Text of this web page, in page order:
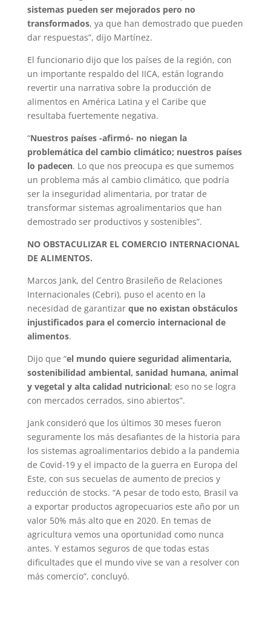
sistemas pueden ser mejorados pero no
transformados, ya que han demostrado que pueden
dar respuestas”, dijo Martínez.
El funcionario dijo que los países de la región, con
un importante respaldo del IICA, están logrando
revertir una narrativa sobre la producción de
alimentos en América Latina y el Caribe que
resultaba fuertemente negativa.
“Nuestros países -afirmó- no niegan la
problemática del cambio climático; nuestros países
lo padecen. Lo que nos preocupa es que sumemos
un problema más al cambio climático, que podría
ser la inseguridad alimentaria, por tratar de
transformar sistemas agroalimentarios que han
demostrado ser productivos y sostenibles”.
NO OBSTACULIZAR EL COMERCIO INTERNACIONAL
DE ALIMENTOS.
Marcos Jank, del Centro Brasileño de Relaciones
Internacionales (Cebri), puso el acento en la
necesidad de garantizar que no existan obstáculos
injustificados para el comercio internacional de
alimentos.
Dijo que “el mundo quiere seguridad alimentaria,
sostenibilidad ambiental, sanidad humana, animal
y vegetal y alta calidad nutricional; eso no se logra
con mercados cerrados, sino abiertos”.
Jank consideró que los últimos 30 meses fueron
seguramente los más desafiantes de la historia para
los sistemas agroalimentarios debido a la pandemia
de Covid-19 y el impacto de la guerra en Europa del
Este, con sus secuelas de aumento de precios y
reducción de stocks. “A pesar de todo esto, Brasil va
a exportar productos agropecuarios este año por un
valor 50% más alto que en 2020. En temas de
agricultura vemos una oportunidad como nunca
antes. Y estamos seguros de que todas estas
dificultades que el mundo vive se van a resolver con
más comercio”, concluyó.